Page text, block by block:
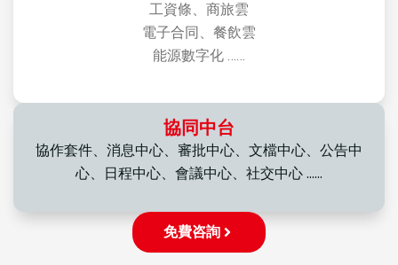
工資條、商旅雲
電子合同、餐飲雲
能源數字化 ……
協同中台
協作套件、消息中心、審批中心、文檔中心、公告中
心、日程中心、會議中心、社交中心 ……
免費咨詢